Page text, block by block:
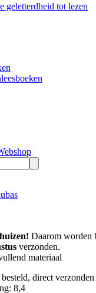
geletterdheid tot lezen
Daarom worden
verzonden.
materiaal
direct verzonden
8,4